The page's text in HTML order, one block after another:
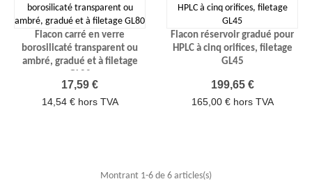
Flacon carré en verre
borosilicaté transparent ou
ambré, gradué et à filetage
Prix
17,59 €
14,54 € hors TVA
Flacon réservoir gradué pour
HPLC à cinq orifices, filetage
GL45
Prix
199,65 €
165,00 € hors TVA
Montrant 1-6 de 6 articles(s)